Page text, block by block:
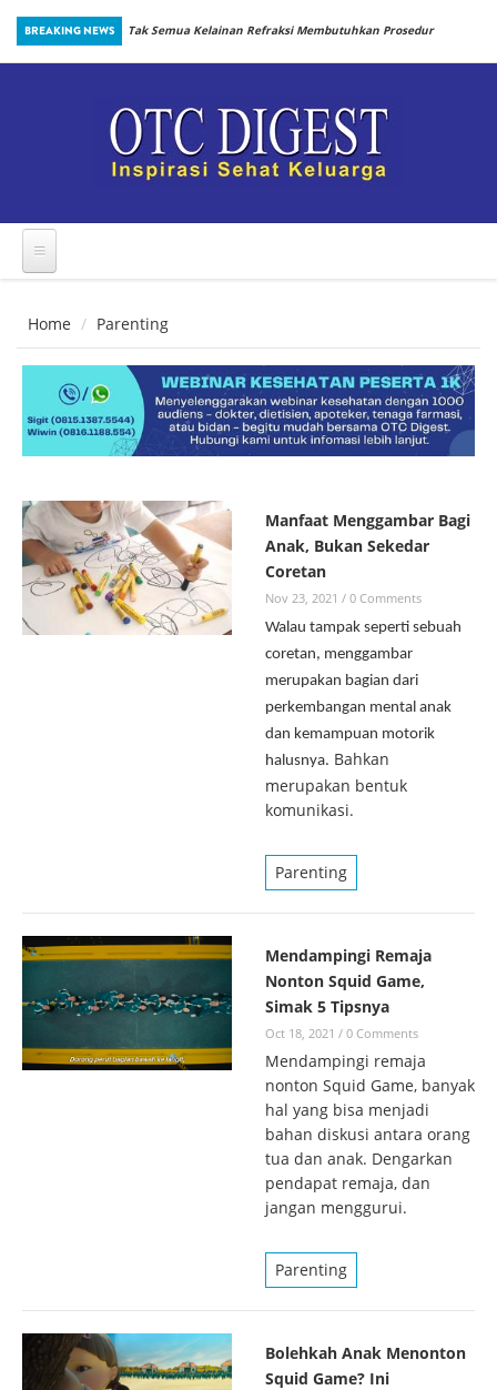
Skip to main content
BREAKING NEWS
Prosedur
Penting: Perlindungan Terhadap Dengue saat Anak
Home Parenting
Manfaat Menggambar Bagi
Anak, Bukan Sekedar
Coretan
Nov 23, 2021 / 0 Comments
Walau tampak seperti sebuah
coretan, menggambar
merupakan bagian dari
perkembangan mental anak
dan kemampuan motorik
halusnya. Bahkan
merupakan bentuk
komunikasi.
Parenting
Mendampingi Remaja
Nonton Squid Game,
Simak 5 Tipsnya
Oct 18, 2021 / 0 Comments
Mendampingi remaja
nonton Squid Game, banyak
hal yang bisa menjadi
bahan diskusi antara orang
tua dan anak. Dengarkan
pendapat remaja, dan
jangan menggurui.
Parenting
Bolehkah Anak Menonton
Squid Game? Ini